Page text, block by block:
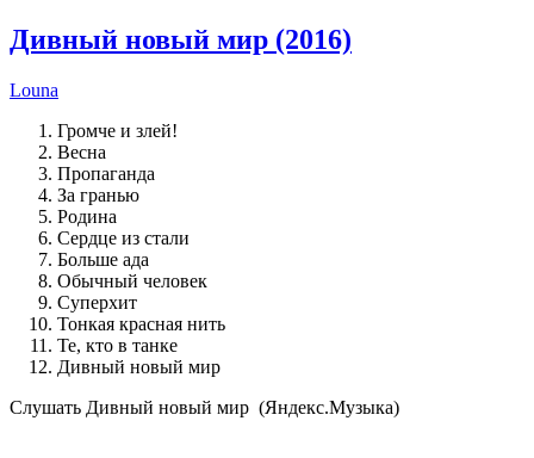
Дивный новый мир (2016)
Louna
Громче и злей!
Весна
Пропаганда
За гранью
Родина
Сердце из стали
Больше ада
Обычный человек
Суперхит
Тонкая красная нить
Те, кто в танке
Дивный новый мир
Cлушать Дивный новый мир (Яндекс.Музыка)